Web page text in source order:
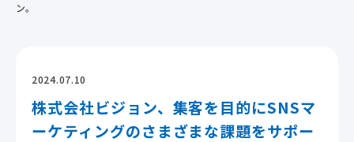
ン。
2024.07.10
株式会社ビジョン、集客を目的にSNSマ
ーケティングのさまざまな課題をサポー